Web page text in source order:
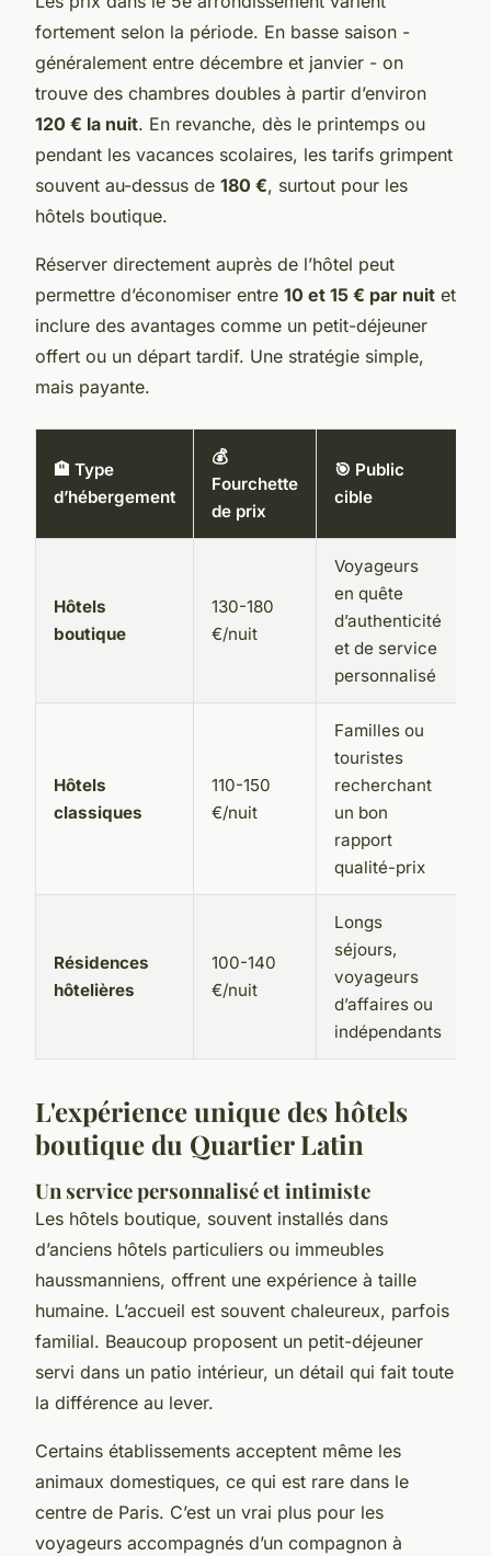
fortement selon la période. En basse saison -
généralement entre décembre et janvier - on
trouve des chambres doubles à partir d’environ
120 € la nuit. En revanche, dès le printemps ou
pendant les vacances scolaires, les tarifs grimpent
souvent au-dessus de 180 €, surtout pour les
hôtels boutique.
Réserver directement auprès de l’hôtel peut
permettre d’économiser entre 10 et 15 € par nuit et
inclure des avantages comme un petit-déjeuner
offert ou un départ tardif. Une stratégie simple,
mais payante.
🏨 Type
d’hébergement
💰
Fourchette
de prix
🎯 Public
cible
Hôtels
boutique
130-180
€/nuit
Voyageurs
en quête
d’authenticité
et de service
personnalisé
Hôtels
classiques
110-150
€/nuit
Familles ou
touristes
recherchant
un bon
rapport
qualité-prix
Résidences
hôtelières
100-140
€/nuit
Longs
séjours,
voyageurs
d’affaires ou
indépendants
L'expérience unique des hôtels
boutique du Quartier Latin
Un service personnalisé et intimiste
Les hôtels boutique, souvent installés dans
d’anciens hôtels particuliers ou immeubles
haussmanniens, offrent une expérience à taille
humaine. L’accueil est souvent chaleureux, parfois
familial. Beaucoup proposent un petit-déjeuner
servi dans un patio intérieur, un détail qui fait toute
la différence au lever.
Certains établissements acceptent même les
animaux domestiques, ce qui est rare dans le
centre de Paris. C’est un vrai plus pour les
voyageurs accompagnés d’un compagnon à